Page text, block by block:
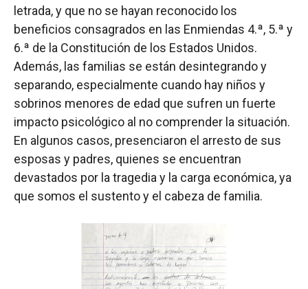
letrada, y que no se hayan reconocido los
beneficios consagrados en las Enmiendas 4.ª, 5.ª y
6.ª de la Constitución de los Estados Unidos.
Además, las familias se están desintegrando y
separando, especialmente cuando hay niños y
sobrinos menores de edad que sufren un fuerte
impacto psicológico al no comprender la situación.
En algunos casos, presenciaron el arresto de sus
esposas y padres, quienes se encuentran
devastados por la tragedia y la carga económica, ya
que somos el sustento y el cabeza de familia.